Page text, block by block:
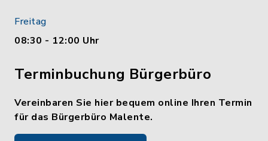
Freitag
08:30 - 12:00 Uhr
Terminbuchung Bürgerbüro
Vereinbaren Sie hier bequem online Ihren Termin
für das Bürgerbüro Malente.